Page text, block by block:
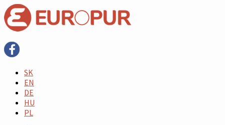
SK
EN
DE
HU
PL